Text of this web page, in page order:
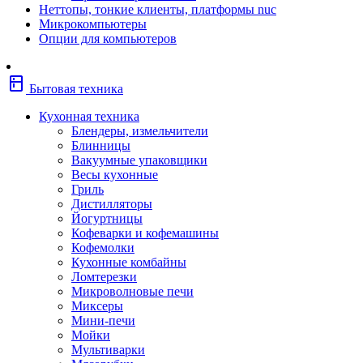
Фены
Щипцы
Электробритвы
Сушильные машины
Морозильные камеры
Плиты
Посудомоечные машины
Водонагреватели
Бойлеры
Встраиваемая техника
комбинированные
Духовые шкафы газовые
Неттопы, тонкие клиенты, платформы nuc
Микрокомпьютеры
Опции для компьютеров
kitchen Бытовая техника
Кухонная техника
Блендеры, измельчители
Блинницы
Вакуумные упаковщики
Весы кухонные
Гриль
Дистилляторы
Йогуртницы
Кофеварки и кофемашины
Кофемолки
Кухонные комбайны
Ломтерезки
Микроволновые печи
Миксеры
Мини-печи
Мойки
Мультиварки